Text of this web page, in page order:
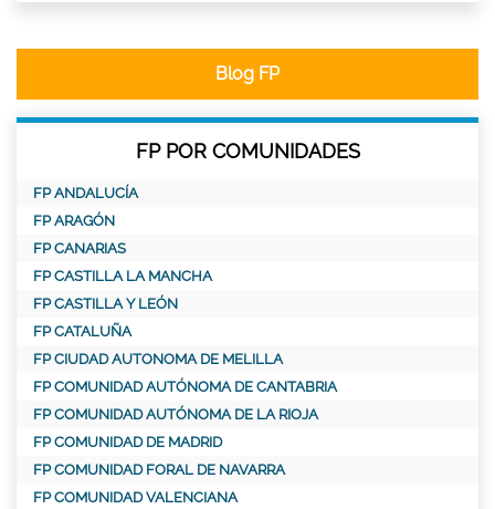
Blog FP
FP POR COMUNIDADES
FP ANDALUCÍA
FP ARAGÓN
FP CANARIAS
FP CASTILLA LA MANCHA
FP CASTILLA Y LEÓN
FP CATALUÑA
FP CIUDAD AUTONOMA DE MELILLA
FP COMUNIDAD AUTÓNOMA DE CANTABRIA
FP COMUNIDAD AUTÓNOMA DE LA RIOJA
FP COMUNIDAD DE MADRID
FP COMUNIDAD FORAL DE NAVARRA
FP COMUNIDAD VALENCIANA